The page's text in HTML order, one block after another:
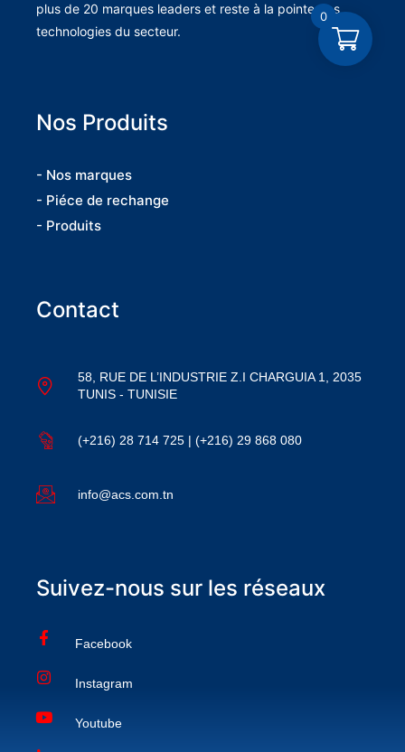
plus de 20 marques leaders et reste à la pointe des
technologies du secteur.
Nos Produits
- Nos marques
- Piéce de rechange
- Produits
Contact
58, RUE DE L’INDUSTRIE Z.I CHARGUIA 1, 2035
TUNIS - TUNISIE
(+216) 28 714 725 | (+216) 29 868 080
info@acs.com.tn
Suivez-nous sur les réseaux
Facebook
Instagram
Youtube
0